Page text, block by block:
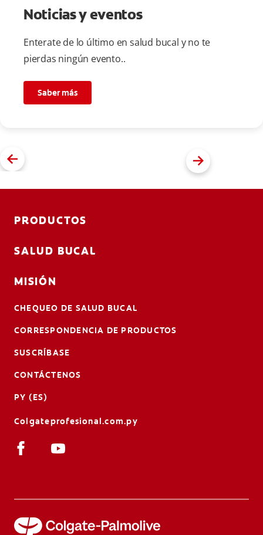
Noticias y eventos
Enterate de lo último en salud bucal y no te
pierdas ningún evento..
Saber más
PRODUCTOS
SALUD BUCAL
MISIÓN
CHEQUEO DE SALUD BUCAL
CORRESPONDENCIA DE PRODUCTOS
SUSCRÍBASE
CONTÁCTENOS
PY (ES)
Colgateprofesional.com.py